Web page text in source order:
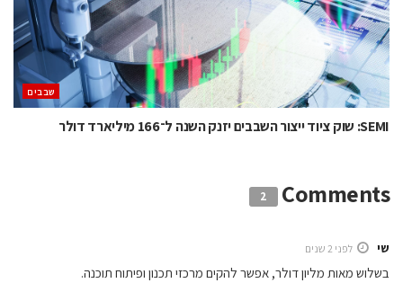
‫שבבים‬
SEMI: שוק ציוד ייצור השבבים יזנק השנה ל־166 מיליארד דולר
Comments
2
שי לפני 2 שנים
בשלוש מאות מליון דולר, אפשר להקים מרכזי תכנון ופיתוח תוכנה.